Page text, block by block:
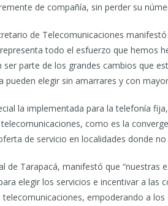
de compañía, sin perder su
de Telecomunicaciones
todo el esfuerzo que hemos
parte de los grandes cambios que
pueden elegir sin amarrares y con
la implementada para la telefonía
como es la
de servicio en localidades donde
de Tarapacá, manifestó que
elegir los servicios e incentivar a
empoderando a